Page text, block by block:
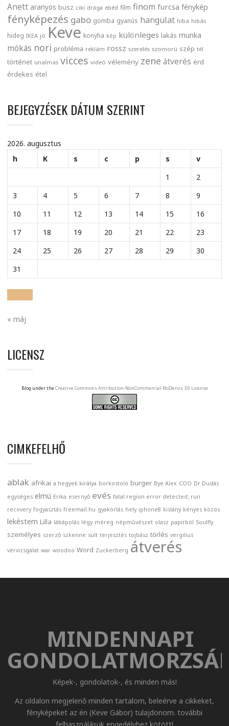
Anett aranyos busz ciki drága ebéd film finom furcsa fénykép
fényképezés gabo gomba gyanús hangulat hiba hibás
hideg IKEA jó Keve konyha kép különleges lakás munka
mókás nori probléma reklám rossz szerelés szomorú szép tél
történet unalmas vicces videó vélemény zene átverés érd
érdekes étel
BEJEGYZÉSEK DÁTUM SZERINT
2026. augusztus
h
K s c p s
v
1
2
3
4 5 6 7 8
9
10
11 12 13 14 15
16
17
18 19 20 21 22
23
24
25 26 27 28 29
30
31
« máj
LICENSZ
Blog under the Creative Commons Attribution-NonCommercial-NoDerivs 3.0 License
CIMKEFELHŐ
ablak afrikai a hegyek királya borkostoló burger Bye Alex COO Dr Dudás
egységes elmü Erika esernyő evés fatal region error detected; run
recovery fogyasztás freemail.hu gyakorlás hely iphone8 kislány kényes közös
lekéstem Lilla lábápolás légy méreg népművészet olasz papírból Soulfly
személyes szerző szkenne sült terjesztés tojbász törlés vergilius
vérvizsgálat war woodoo Word Zuckerberg átverés
MINDENNAPI
Képek-, gondolatok-, és minden más!
Az oldalon megjelenő minden tartalom, beleérve a cikkeket,
fényképeket az én (Keve Gábor) tulajdonom. további